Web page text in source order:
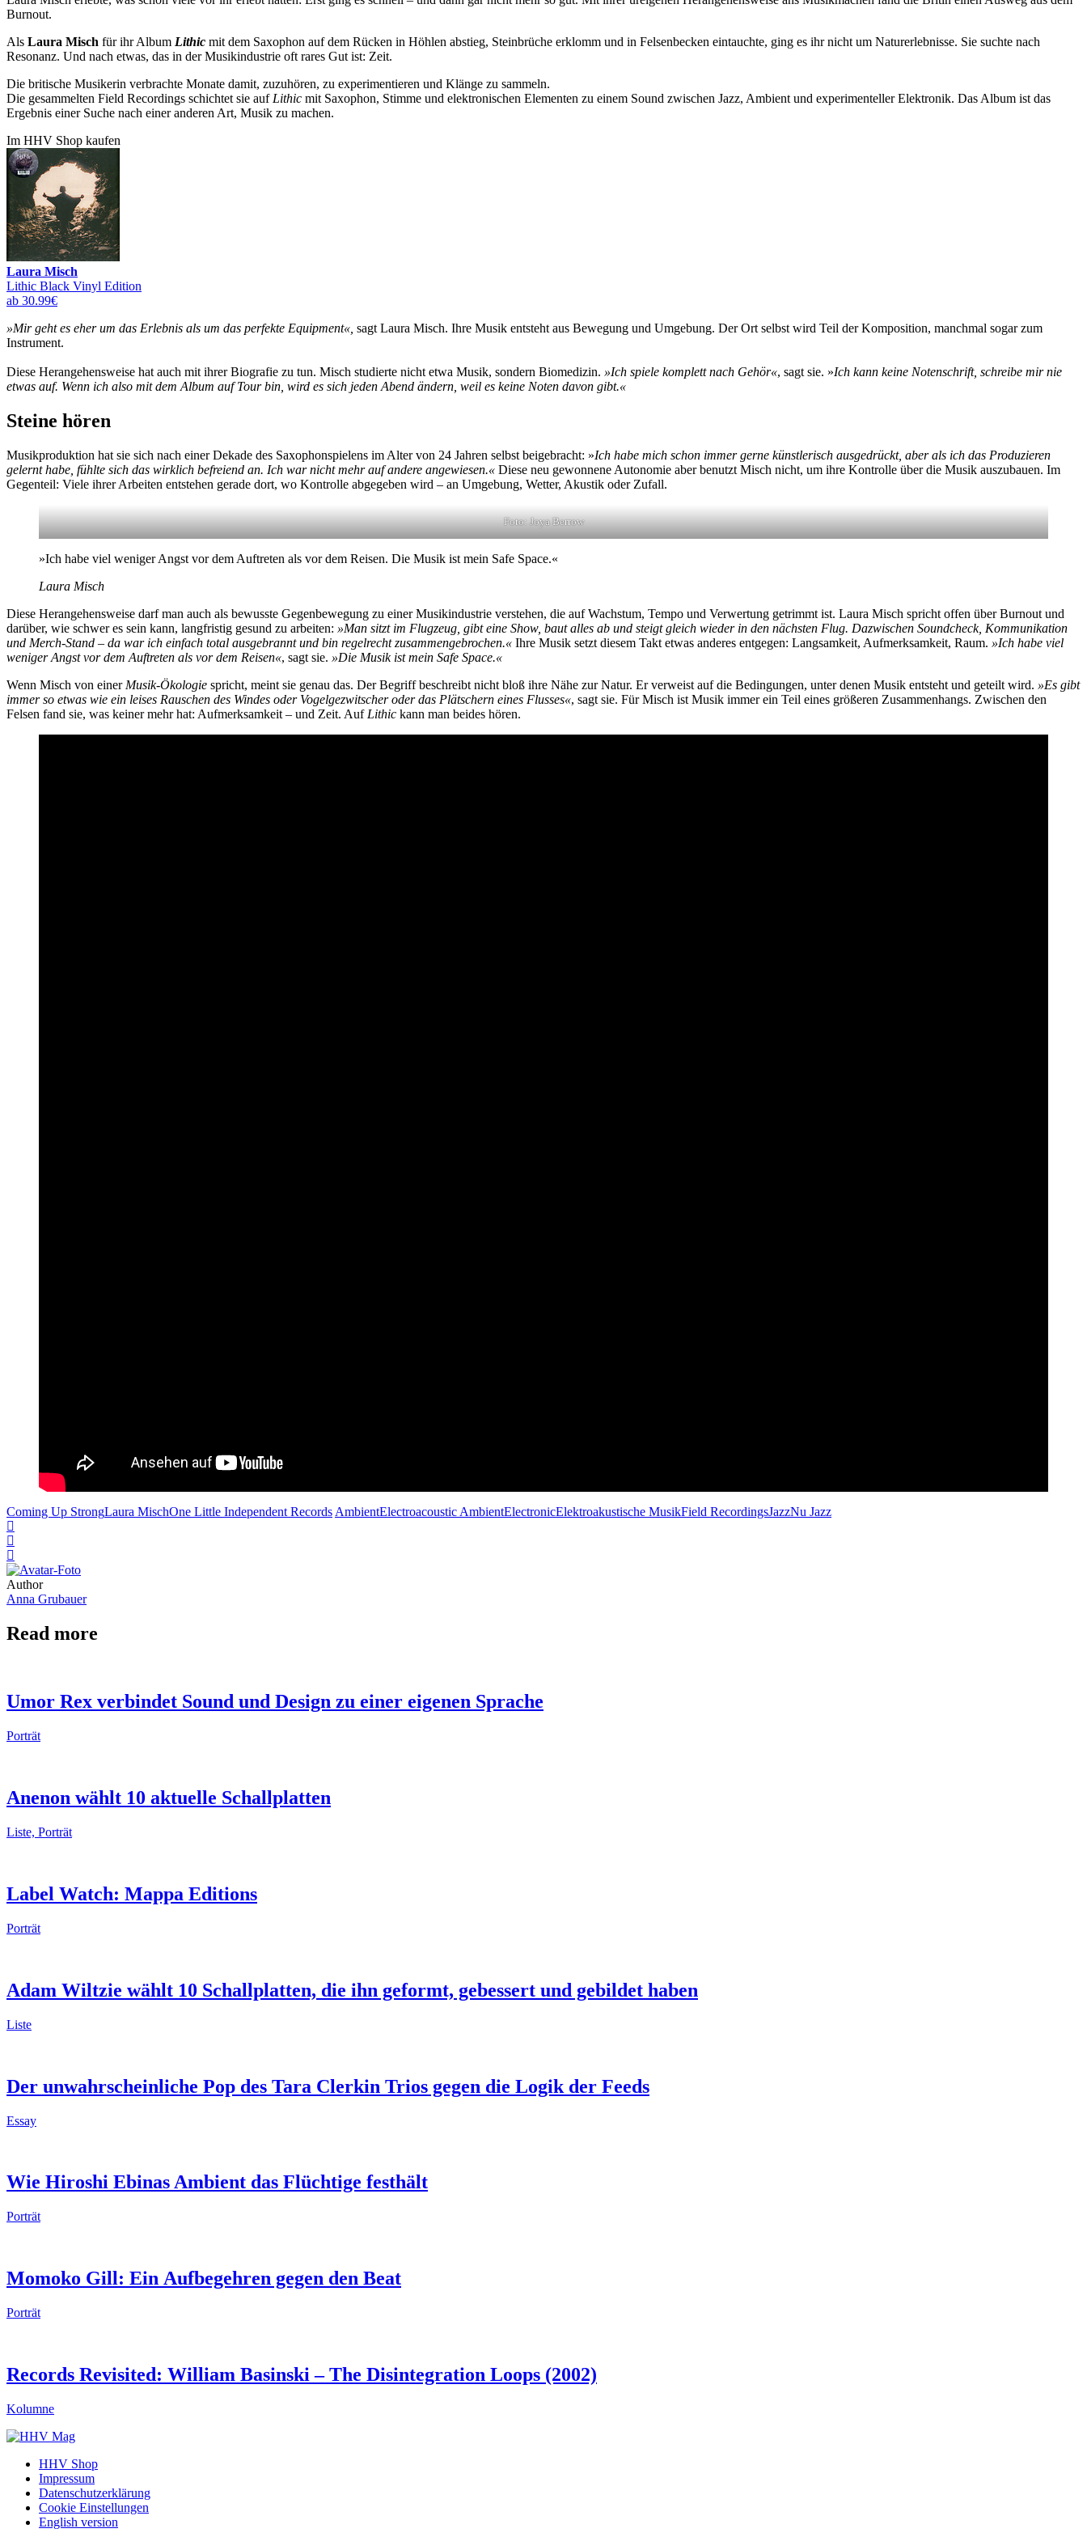
Burnout.
Als Laura Misch für ihr Album Lithic mit dem Saxophon auf dem Rücken in Höhlen abstieg, Steinbrüche erklomm und in Felsenbecken eintauchte, ging es ihr nicht um Naturerlebnisse. Sie suchte nach
Resonanz. Und nach etwas, das in der Musikindustrie oft rares Gut ist: Zeit.
Die britische Musikerin verbrachte Monate damit, zuzuhören, zu experimentieren und Klänge zu sammeln.
Die gesammelten Field Recordings schichtet sie auf Lithic mit Saxophon, Stimme und elektronischen Elementen zu einem Sound zwischen Jazz, Ambient und experimenteller Elektronik. Das Album ist das
Ergebnis einer Suche nach einer anderen Art, Musik zu machen.
Im HHV Shop kaufen
Laura Misch
Lithic Black Vinyl Edition
ab 30.99€
»Mir geht es eher um das Erlebnis als um das perfekte Equipment«, sagt Laura Misch. Ihre Musik entsteht aus Bewegung und Umgebung. Der Ort selbst wird Teil der Komposition, manchmal sogar zum
Instrument.
Diese Herangehensweise hat auch mit ihrer Biografie zu tun. Misch studierte nicht etwa Musik, sondern Biomedizin. »Ich spiele komplett nach Gehör«, sagt sie. »Ich kann keine Notenschrift, schreibe mir nie
etwas auf. Wenn ich also mit dem Album auf Tour bin, wird es sich jeden Abend ändern, weil es keine Noten davon gibt.«
Steine hören
Musikproduktion hat sie sich nach einer Dekade des Saxophonspielens im Alter von 24 Jahren selbst beigebracht: »Ich habe mich schon immer gerne künstlerisch ausgedrückt, aber als ich das Produzieren
gelernt habe, fühlte sich das wirklich befreiend an. Ich war nicht mehr auf andere angewiesen.« Diese neu gewonnene Autonomie aber benutzt Misch nicht, um ihre Kontrolle über die Musik auszubauen. Im
Gegenteil: Viele ihrer Arbeiten entstehen gerade dort, wo Kontrolle abgegeben wird – an Umgebung, Wetter, Akustik oder Zufall.
Foto: Joya Berrow
»Ich habe viel weniger Angst vor dem Auftreten als vor dem Reisen. Die Musik ist mein Safe Space.«
Laura Misch
Diese Herangehensweise darf man auch als bewusste Gegenbewegung zu einer Musikindustrie verstehen, die auf Wachstum, Tempo und Verwertung getrimmt ist. Laura Misch spricht offen über Burnout und
darüber, wie schwer es sein kann, langfristig gesund zu arbeiten: »Man sitzt im Flugzeug, gibt eine Show, baut alles ab und steigt gleich wieder in den nächsten Flug. Dazwischen Soundcheck, Kommunikation
und Merch-Stand – da war ich einfach total ausgebrannt und bin regelrecht zusammengebrochen.« Ihre Musik setzt diesem Takt etwas anderes entgegen: Langsamkeit, Aufmerksamkeit, Raum. »Ich habe viel
weniger Angst vor dem Auftreten als vor dem Reisen«, sagt sie. »Die Musik ist mein Safe Space.«
Wenn Misch von einer Musik-Ökologie spricht, meint sie genau das. Der Begriff beschreibt nicht bloß ihre Nähe zur Natur. Er verweist auf die Bedingungen, unter denen Musik entsteht und geteilt wird. »Es gibt
immer so etwas wie ein leises Rauschen des Windes oder Vogelgezwitscher oder das Plätschern eines Flusses«, sagt sie. Für Misch ist Musik immer ein Teil eines größeren Zusammenhangs. Zwischen den
Felsen fand sie, was keiner mehr hat: Aufmerksamkeit – und Zeit. Auf Lithic kann man beides hören.
Coming Up StrongLaura MischOne Little Independent Records AmbientElectroacoustic AmbientElectronicElektroakustische MusikField RecordingsJazzNu Jazz
Author
Anna Grubauer
Read more
Umor Rex verbindet Sound und Design zu einer eigenen Sprache
Porträt
Anenon wählt 10 aktuelle Schallplatten
Liste, Porträt
Label Watch: Mappa Editions
Porträt
Adam Wiltzie wählt 10 Schallplatten, die ihn geformt, gebessert und gebildet haben
Liste
Der unwahrscheinliche Pop des Tara Clerkin Trios gegen die Logik der Feeds
Essay
Wie Hiroshi Ebinas Ambient das Flüchtige festhält
Porträt
Momoko Gill: Ein Aufbegehren gegen den Beat
Porträt
Records Revisited: William Basinski – The Disintegration Loops (2002)
Kolumne
HHV Shop
Impressum
Datenschutzerklärung
Cookie Einstellungen
English version